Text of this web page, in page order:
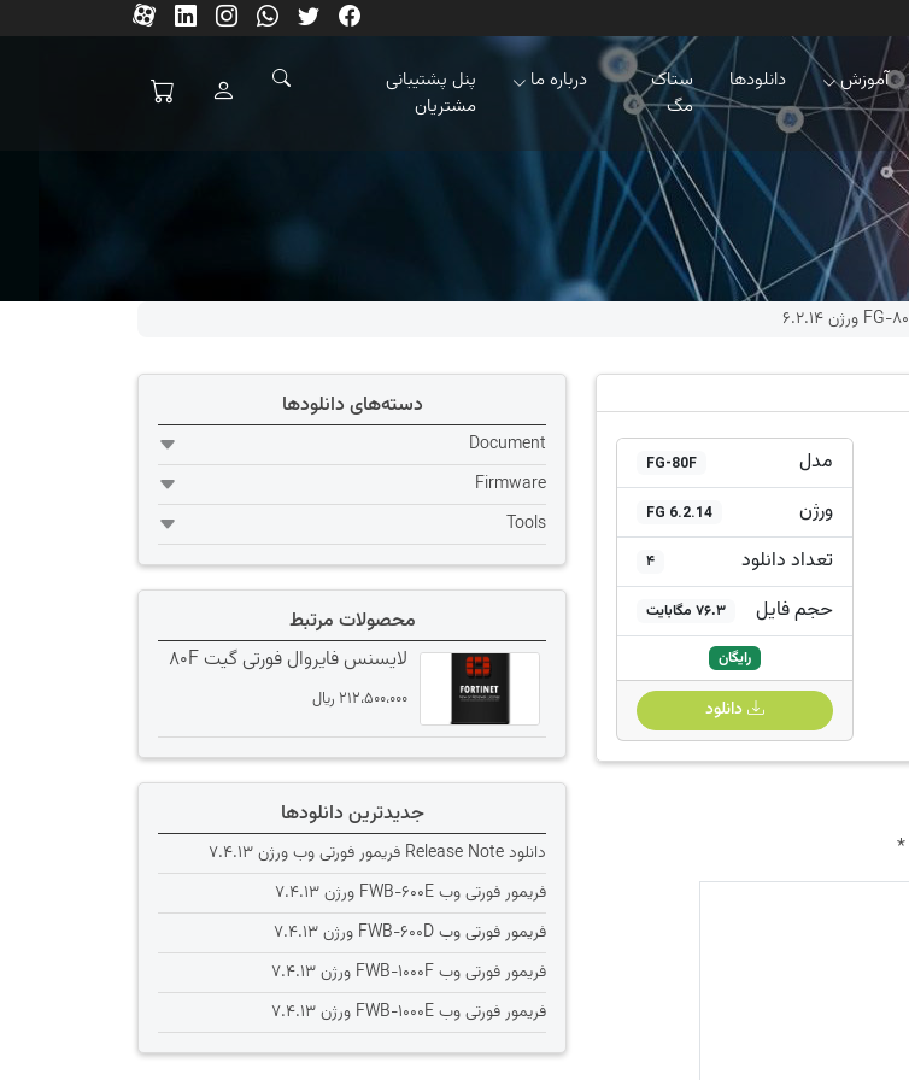
آموزش دانلودها
ستاک
مگ
درباره ما
پنل پشتیبانی
مشتریان
مدل FG-80F
ورژن FG 6.2.14
تعداد دانلود 4
حجم فایل 76.3 مگابایت
رایگان
دانلود
*
دسته‌های دانلودها
Document
Firmware
Tools
محصولات مرتبط
لایسنس فایروال فورتی گیت 80F
212،500،000 ﷼
جدیدترین دانلودها
دانلود Release Note فریمور فورتی وب ورژن 7.4.13
فریمور فورتی وب FWB-600E ورژن 7.4.13
فریمور فورتی وب FWB-600D ورژن 7.4.13
فریمور فورتی وب FWB-1000F ورژن 7.4.13
فریمور فورتی وب FWB-1000E ورژن 7.4.13